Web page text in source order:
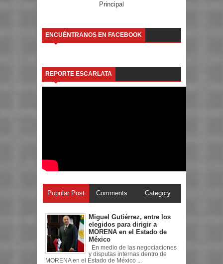
Principal
ENCUÉNTRANOS EN FACEBOOK
REPORTE ESCARLATA
Popular Post Comments Category
Miguel Gutiérrez, entre los
elegidos para dirigir a
MORENA en el Estado de
México
En medio de las negociaciones
y disputas internas dentro de
MORENA en el Estado de México ...